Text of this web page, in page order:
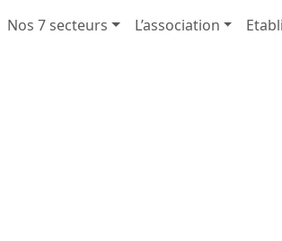
Nos 7 secteurs L’association